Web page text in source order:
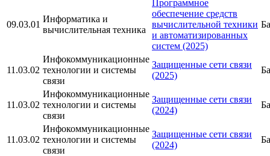
09.03.01
Информатика и
вычислительная техника
Программное
обеспечение средств
вычислительной техники
и автоматизированных
систем (2025)
11.03.02
Инфокоммуникационные
технологии и системы
связи
Защищенные сети связи
(2025)
11.03.02
Инфокоммуникационные
технологии и системы
связи
Защищенные сети связи
(2024)
11.03.02
Инфокоммуникационные
технологии и системы
связи
Защищенные сети связи
(2024)